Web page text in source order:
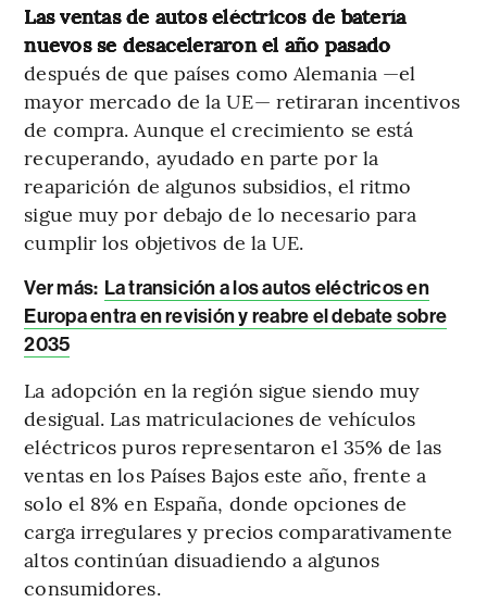
Las ventas de autos eléctricos de batería
nuevos se desaceleraron el año pasado
después de que países como Alemania —el
mayor mercado de la UE— retiraran incentivos
de compra. Aunque el crecimiento se está
recuperando, ayudado en parte por la
reaparición de algunos subsidios, el ritmo
sigue muy por debajo de lo necesario para
cumplir los objetivos de la UE.
Ver más: La transición a los autos eléctricos en
Europa entra en revisión y reabre el debate sobre
2035
La adopción en la región sigue siendo muy
desigual. Las matriculaciones de vehículos
eléctricos puros representaron el 35% de las
ventas en los Países Bajos este año, frente a
solo el 8% en España, donde opciones de
carga irregulares y precios comparativamente
altos continúan disuadiendo a algunos
consumidores.